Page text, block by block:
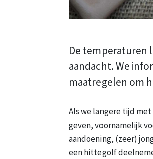
De temperaturen
aandacht. We
maatregelen om
Als we langere tijd
geven, voornamelijk
aandoening, (zeer)
een hittegolf